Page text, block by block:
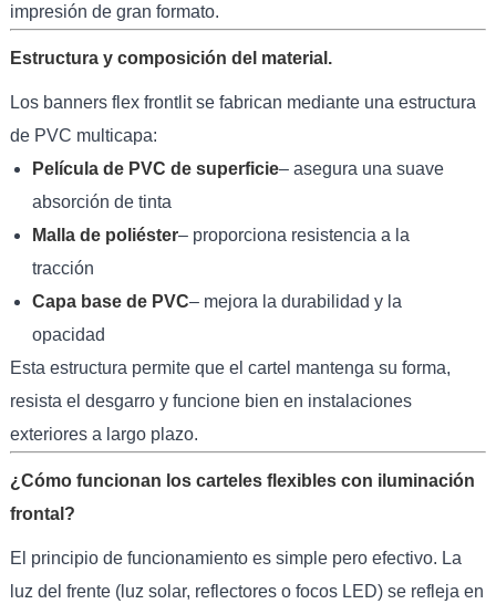
impresión de gran formato.
Estructura y composición del material.
Los banners flex frontlit se fabrican mediante una estructura
de PVC multicapa:
Película de PVC de superficie– asegura una suave
absorción de tinta
Malla de poliéster– proporciona resistencia a la
tracción
Capa base de PVC– mejora la durabilidad y la
opacidad
Esta estructura permite que el cartel mantenga su forma,
resista el desgarro y funcione bien en instalaciones
exteriores a largo plazo.
¿Cómo funcionan los carteles flexibles con iluminación
frontal?
El principio de funcionamiento es simple pero efectivo. La
luz del frente (luz solar, reflectores o focos LED) se refleja en